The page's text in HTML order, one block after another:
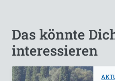
Das könnte
interessieren